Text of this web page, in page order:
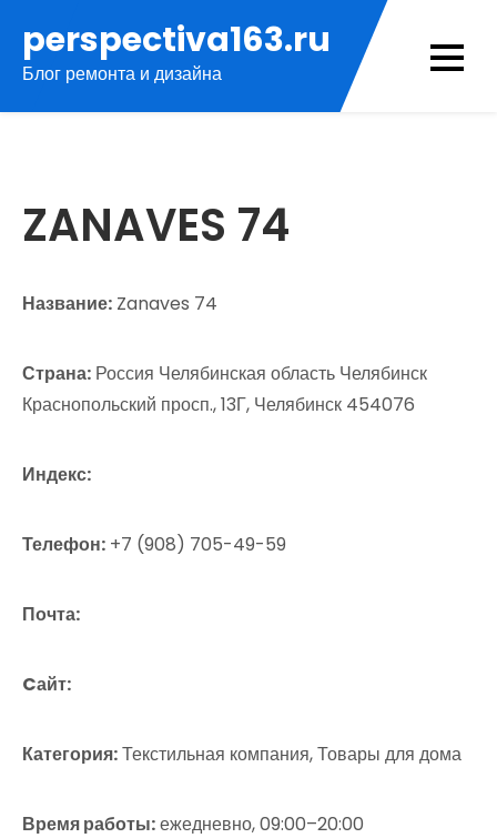
содержимому
perspectiva163.ru
Блог ремонта и дизайна
ZANAVES 74
Название: Zanaves 74
Страна: Россия Челябинская область Челябинск
Краснопольский просп., 13Г, Челябинск 454076
Индекс:
Телефон: +7 (908) 705-49-59
Почта:
Cайт:
Категория:Текстильная компания, Товары для дома
Время работы:ежедневно, 09:00–20:00